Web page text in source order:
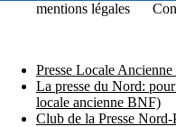
mentions légales
Presse Locale
La presse du Nord:
locale ancienne BNF)
Club de la Presse Nord-